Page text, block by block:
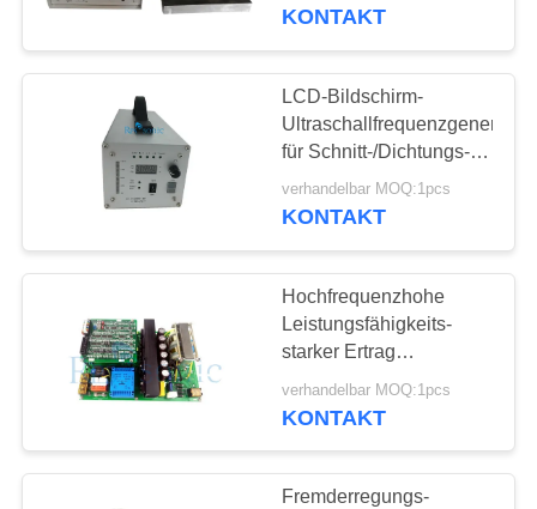
TRETEN
SIE
VERBINDUNG
NACHRICHTEN
FÄLLE
SITEMAP
Gebrauch
KONTAKT
LCD-Bildschirm-
Ultraschallfrequenzgenerator
für Schnitt-/Dichtungs-
Maschine
verhandelbar MOQ:1pcs
KONTAKT
Hochfrequenzhohe
Leistungsfähigkeits-
starker Ertrag
Stromversorgungs-
Stromkreis PWBs
verhandelbar MOQ:1pcs
KONTAKT
Fremderregungs-